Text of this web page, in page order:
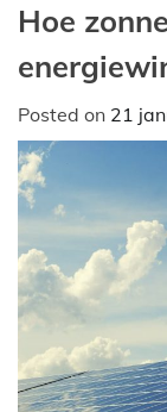
Hoe
Posted on 21